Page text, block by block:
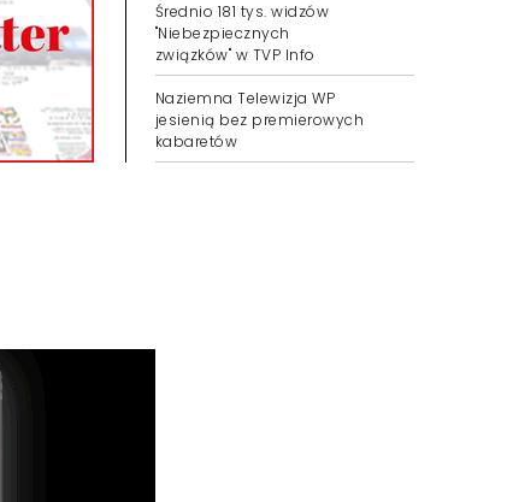
Średnio 181 tys. widzów
"Niebezpiecznych
związków" w TVP Info
Naziemna Telewizja WP
jesienią bez premierowych
kabaretów